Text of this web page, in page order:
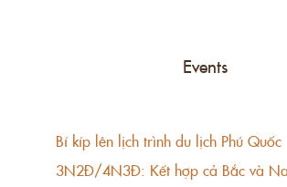
Events
Bí kíp lên lịch trình du lịch Phú Quốc
3N2Đ/4N3Đ: Kết hợp cả Bắc và